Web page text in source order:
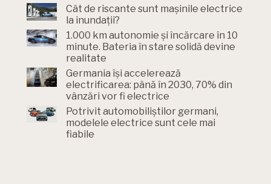
Cât de riscante sunt mașinile electrice
la inundații?
1.000 km autonomie și încărcare în 10
minute. Bateria în stare solidă devine
realitate
Germania își accelerează
electrificarea: până în 2030, 70% din
vânzări vor fi electrice
Potrivit automobiliștilor germani,
modelele electrice sunt cele mai
fiabile